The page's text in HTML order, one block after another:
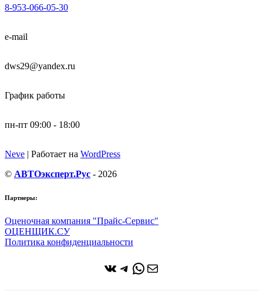
8-953-066-05-30
e-mail
dws29@yandex.ru
График работы
пн-пт 09:00 - 18:00
Neve | Работает на WordPress
© АВТОэксперт.Рус - 2026
Партнеры:
Оценочная компания "Прайс-Сервис"
ОЦЕНЩИК.СУ
Политика конфиденциальности
ВКонтакте
Telegram
WhatsApp
Почта